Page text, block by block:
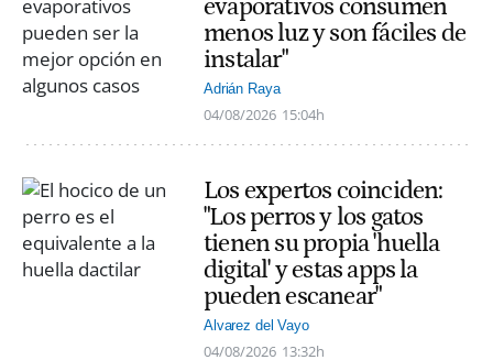
evaporativos consumen
menos luz y son fáciles de
instalar"
Adrián Raya
04/08/2026 15:04h
Los expertos coinciden:
"Los perros y los gatos
tienen su propia 'huella
digital' y estas apps la
pueden escanear"
Alvarez del Vayo
04/08/2026 13:32h